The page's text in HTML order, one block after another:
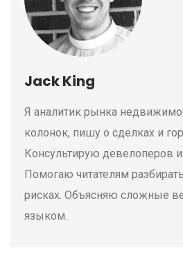
Jack King
Я аналитик рынка
колонок, пишу о сделках и
Консультирую девелоперов
Помогаю читателям
рисках. Объясняю сложные
языком.